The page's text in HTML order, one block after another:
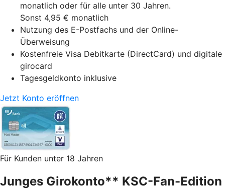
monatlich oder für alle unter 30 Jahren.
Sonst 4,95 € monatlich
Nutzung des E-Postfachs und der Online-
Überweisung
Kostenfreie Visa Debitkarte (DirectCard) und digitale
girocard
Tagesgeldkonto inklusive
Jetzt Konto eröffnen
Für Kunden unter 18 Jahren
Junges Girokonto** KSC-Fan-Edition